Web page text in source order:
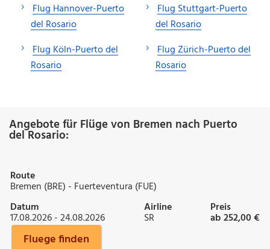
Flug Hannover-Puerto
del Rosario
Flug Köln-Puerto del
Rosario
Flug Stuttgart-Puerto
del Rosario
Flug Zürich-Puerto del
Rosario
Angebote für Flüge von Bremen nach Puerto
del Rosario:
Route
Bremen (BRE) - Fuerteventura (FUE)
Datum
17.08.2026 - 24.08.2026
Airline
SR
Preis
ab 252,00 €
Fluege finden